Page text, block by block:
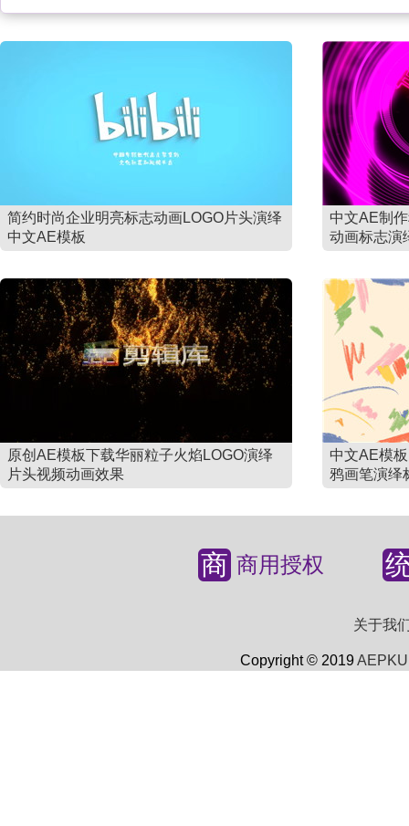
简约时尚企业明亮标志动画LOGO片头演绎
中文AE模板
中文AE制
动画标志演
原创AE模板下载华丽粒子火焰LOGO演绎
片头视频动画效果
中文AE模
鸦画笔演绎
商 商用授权
关于我
Copyright © 2019